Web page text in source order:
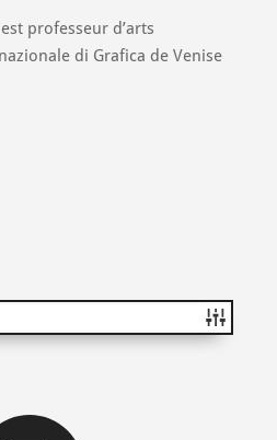
professeur d’arts
di Grafica de Venise